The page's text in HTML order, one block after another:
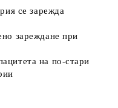
се зарежда
зареждане при
на по‑стари